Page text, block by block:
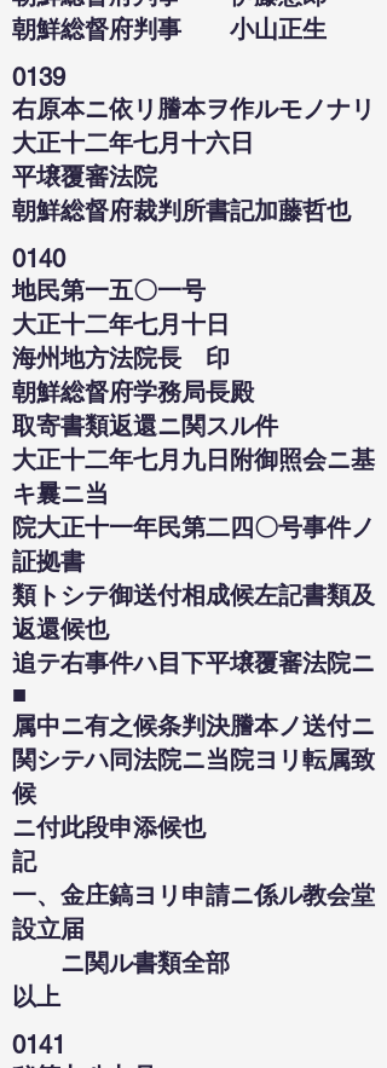
朝鮮総督府判事 小山正生
0139
右原本ニ依リ謄本ヲ作ルモノナリ
大正十二年七月十六日
平壌覆審法院
朝鮮総督府裁判所書記加藤哲也
0140
地民第一五〇一号
大正十二年七月十日
海州地方法院長 印
朝鮮総督府学務局長殿
取寄書類返還ニ関スル件
大正十二年七月九日附御照会ニ基
キ曩ニ当
院大正十一年民第二四〇号事件ノ
証拠書
類トシテ御送付相成候左記書類及
返還候也
追テ右事件ハ目下平壌覆審法院ニ
■
属中ニ有之候条判決謄本ノ送付ニ
関シテハ同法院ニ当院ヨリ転属致
候
ニ付此段申添候也
記
一、金庄鎬ヨリ申請ニ係ル教会堂
設立届
ニ関ル書類全部
以上
0141